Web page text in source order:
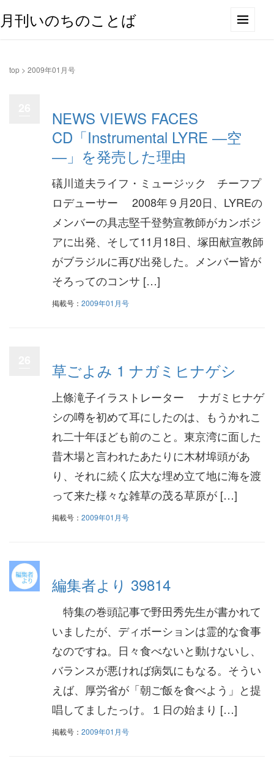
月刊いのちのことば
top > 2009年01月号
NEWS VIEWS FACES
CD「Instrumental LYRE ―空
―」を発売した理由
礒川道夫ライフ・ミュージック チーフプ
ロデューサー 2008年９月20日、LYREの
メンバーの具志堅千登勢宣教師がカンボジ
アに出発、そして11月18日、塚田献宣教師
がブラジルに再び出発した。メンバー皆が
そろってのコンサ […]
掲載号： 2009年01月号
草ごよみ 1 ナガミヒナゲシ
上條滝子イラストレーター ナガミヒナゲ
シの噂を初めて耳にしたのは、もうかれこ
れ二十年ほども前のこと。東京湾に面した
昔木場と言われたあたりに木材埠頭があ
り、それに続く広大な埋め立て地に海を渡
って来た様々な雑草の茂る草原が […]
掲載号： 2009年01月号
編集者より 39814
特集の巻頭記事で野田秀先生が書かれて
いましたが、ディボーションは霊的な食事
なのですね。日々食べないと動けないし、
バランスが悪ければ病気にもなる。そうい
えば、厚労省が「朝ご飯を食べよう」と提
唱してましたっけ。１日の始まり […]
掲載号： 2009年01月号